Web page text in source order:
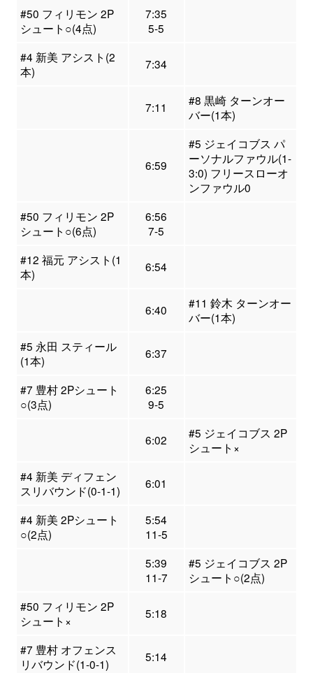
#50 フィリモン 2P
シュート○(4点)
7:35
5-5
#4 新美 アシスト(2
本)
7:34
7:11
#8 黒崎 ターンオー
バー(1本)
6:59
#5 ジェイコブス パ
ーソナルファウル(1-
3:0) フリースローオ
ンファウル0
#50 フィリモン 2P
シュート○(6点)
6:56
7-5
#12 福元 アシスト(1
本)
6:54
6:40
#11 鈴木 ターンオー
バー(1本)
#5 永田 スティール
(1本)
6:37
#7 豊村 2Pシュート
○(3点)
6:25
9-5
6:02
#5 ジェイコブス 2P
シュート×
#4 新美 ディフェン
スリバウンド(0-1-1)
6:01
#4 新美 2Pシュート
○(2点)
5:54
11-5
5:39
11-7
#5 ジェイコブス 2P
シュート○(2点)
#50 フィリモン 2P
シュート×
5:18
#7 豊村 オフェンス
リバウンド(1-0-1)
5:14